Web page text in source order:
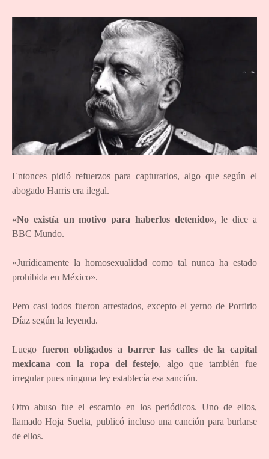
Entonces pidió refuerzos para capturarlos, algo que según el
abogado Harris era ilegal.
«No existía un motivo para haberlos detenido», le dice a
BBC Mundo.
«Jurídicamente la homosexualidad como tal nunca ha estado
prohibida en México».
Pero casi todos fueron arrestados, excepto el yerno de Porfirio
Díaz según la leyenda.
Luego fueron obligados a barrer las calles de la capital
mexicana con la ropa del festejo, algo que también fue
irregular pues ninguna ley establecía esa sanción.
Otro abuso fue el escarnio en los periódicos. Uno de ellos,
llamado Hoja Suelta, publicó incluso una canción para burlarse
de ellos.